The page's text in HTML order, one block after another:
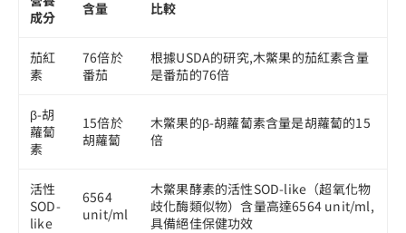
成分
含量 比較
茄紅
素
76倍於
番茄
根據USDA的研究,木鱉果的茄紅素含量
是番茄的76倍
β-胡
蘿蔔
素
15倍於
胡蘿蔔
木鱉果的β-胡蘿蔔素含量是胡蘿蔔的15
倍
活性
SOD-
like
6564
unit/ml
木鱉果酵素的活性SOD-like（超氧化物
歧化酶類似物）含量高達6564 unit/ml,
具備絕佳保健功效